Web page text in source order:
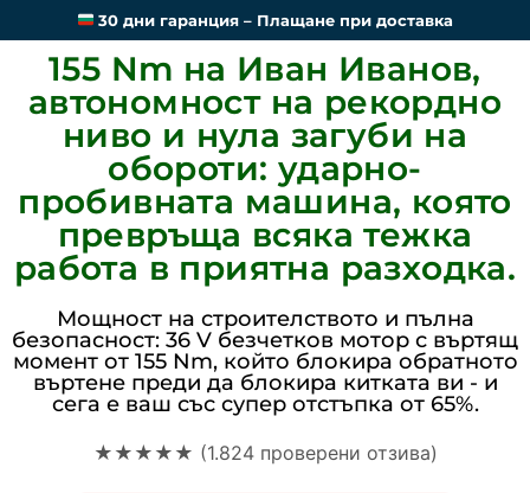
30 дни гаранция – Плащане при доставка
155 Nm на Иван Иванов,
автономност на рекордно
ниво и нула загуби на
обороти: ударно-
пробивната машина, която
превръща всяка тежка
работа в приятна разходка.
Мощност на строителството и пълна
безопасност: 36 V безчетков мотор с въртящ
момент от 155 Nm, който блокира обратното
въртене преди да блокира китката ви - и
сега е ваш със супер отстъпка от 65%.
★★★★★ (1.824 проверени отзива)